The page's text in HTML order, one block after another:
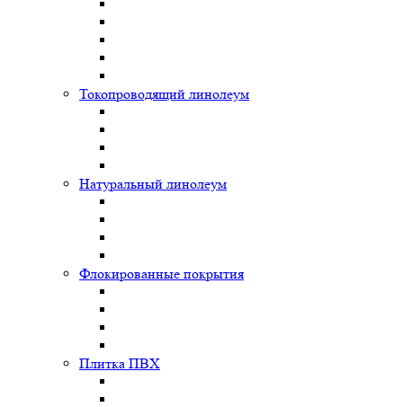
Токопроводящий линолеум
Натуральный линолеум
Флокированные покрытия
Плитка ПВХ